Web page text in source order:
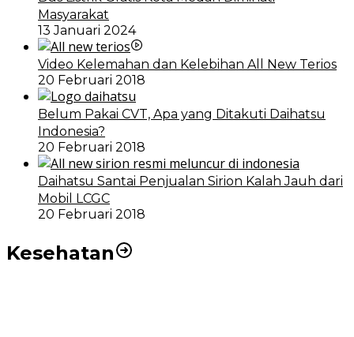
Masyarakat
13 Januari 2024
Video Kelemahan dan Kelebihan All New Terios
20 Februari 2018
Belum Pakai CVT, Apa yang Ditakuti Daihatsu
Indonesia?
20 Februari 2018
Daihatsu Santai Penjualan Sirion Kalah Jauh dari
Mobil LCGC
20 Februari 2018
Kesehatan